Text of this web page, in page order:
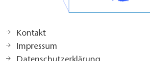
Kontakt
Impressum